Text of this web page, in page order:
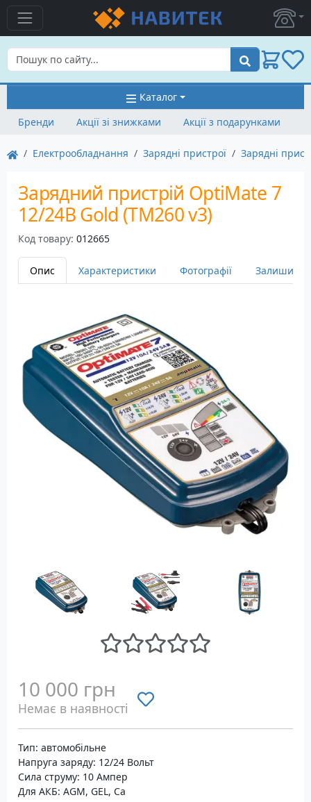
Пошук
Каталог
Бренди
Акції зі знижками Акції з подарунками
Електрообладнання Зарядні пристрої Зарядні
Зарядний пристрій OptiMate 7
12/24В Gold (TM260 v3)
Код товару: 012665
Опис Характеристики Фотографії Залишити
10 000 грн
Немає в наявності
Тип: автомобільне
Напруга заряду: 12/24 Вольт
Сила струму: 10 Ампер
Для АКБ: AGM, GEL, Ca